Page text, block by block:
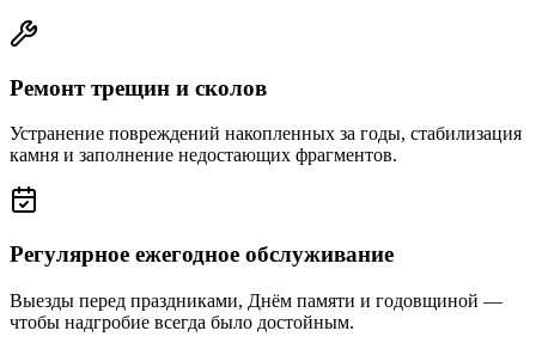
Ремонт трещин и сколов
Устранение повреждений накопленных за годы, стабилизация
камня и заполнение недостающих фрагментов.
Регулярное ежегодное обслуживание
Выезды перед праздниками, Днём памяти и годовщиной —
чтобы надгробие всегда было достойным.